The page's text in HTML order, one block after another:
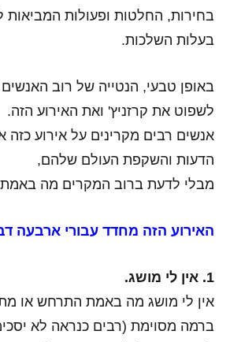
בחירות, החלטות ופעולות המביאות
בעלות השלכות.
באופן טבעי, הנטייה של רוב
לשפוט את קרזניץ' ואת האירוע הזה.
אנשים רבים מקרינים על אירוע כזה
הדעות והשקפת העולם שלהם,
מבלי לדעת ברוב המקרים מה באמת
האירוע הזה מחדד עבורי ארבעה
1. אין לי מושג.
אין לי מושג מה באמת התרחש או
ברמה מסוימת (רבים כנראה לא